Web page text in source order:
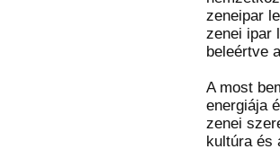
zeneipar
zenei ipar
beleértve
A most
energiája
zenei
kultúra és